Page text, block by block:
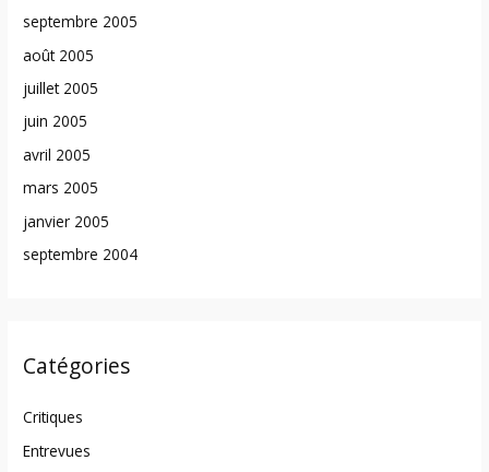
septembre 2005
août 2005
juillet 2005
juin 2005
avril 2005
mars 2005
janvier 2005
septembre 2004
Catégories
Critiques
Entrevues